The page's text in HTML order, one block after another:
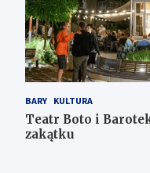
BARY KULTURA
Teatr Boto i
zakątku